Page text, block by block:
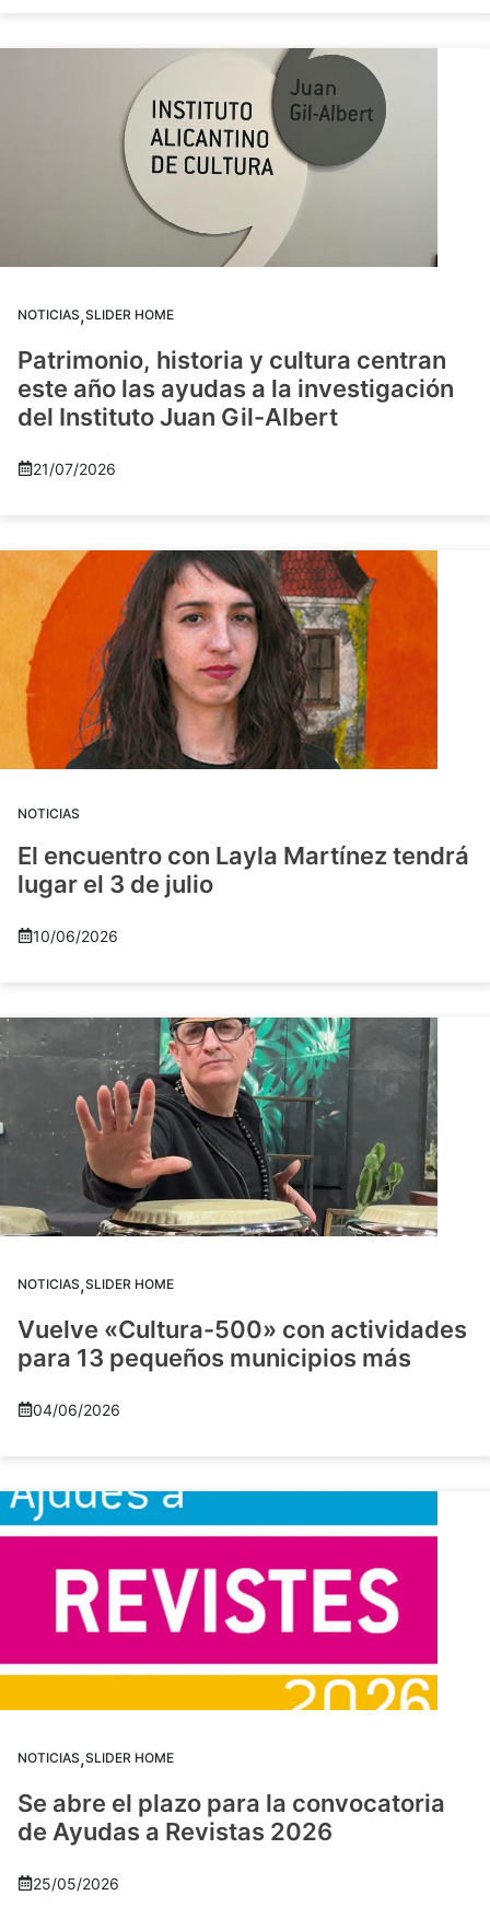
NOTICIAS,SLIDER HOME
Patrimonio, historia y cultura centran
este año las ayudas a la investigación
del Instituto Juan Gil-Albert
21/07/2026
NOTICIAS
El encuentro con Layla Martínez tendrá
lugar el 3 de julio
10/06/2026
NOTICIAS,SLIDER HOME
Vuelve «Cultura-500» con actividades
para 13 pequeños municipios más
04/06/2026
NOTICIAS,SLIDER HOME
Se abre el plazo para la convocatoria
de Ayudas a Revistas 2026
25/05/2026